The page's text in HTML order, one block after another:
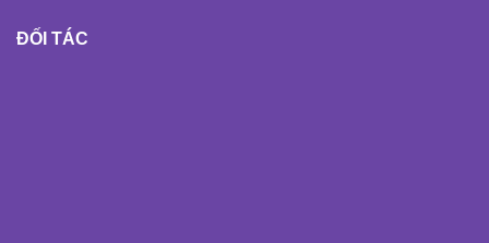
ĐỐI TÁC